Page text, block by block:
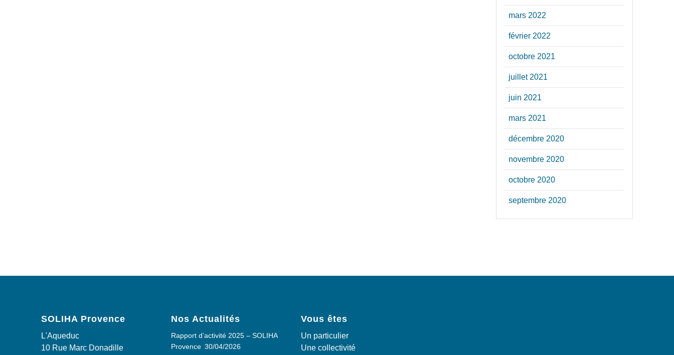
mars 2022
février 2022
octobre 2021
juillet 2021
juin 2021
mars 2021
décembre 2020
novembre 2020
octobre 2020
septembre 2020
SOLIHA Provence
L'Aqueduc
10 Rue Marc Donadille
Nos Actualités
Rapport d’activité 2025 – SOLIHA
Provence 30/04/2026
Vous êtes
Un particulier
Une collectivité